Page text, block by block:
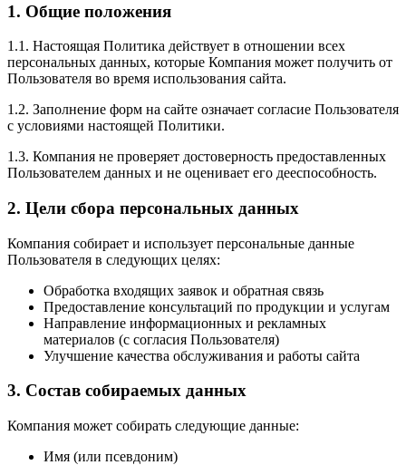
1. Общие положения
1.1. Настоящая Политика действует в отношении всех
персональных данных, которые Компания может получить от
Пользователя во время использования сайта.
1.2. Заполнение форм на сайте означает согласие Пользователя
с условиями настоящей Политики.
1.3. Компания не проверяет достоверность предоставленных
Пользователем данных и не оценивает его дееспособность.
2. Цели сбора персональных данных
Компания собирает и использует персональные данные
Пользователя в следующих целях:
Обработка входящих заявок и обратная связь
Предоставление консультаций по продукции и услугам
Направление информационных и рекламных
материалов (с согласия Пользователя)
Улучшение качества обслуживания и работы сайта
3. Состав собираемых данных
Компания может собирать следующие данные:
Имя (или псевдоним)